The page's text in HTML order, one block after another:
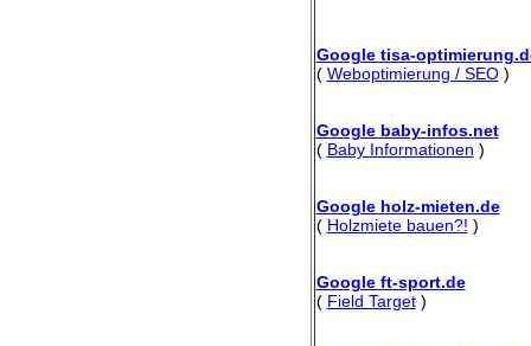
Google tisa-
( Weboptimierung / SEO)
Google baby-infos.net
( Baby Informationen )
Google holz-mieten.de
( Holzmiete bauen?! )
Google ft-sport.de
( Field Target)